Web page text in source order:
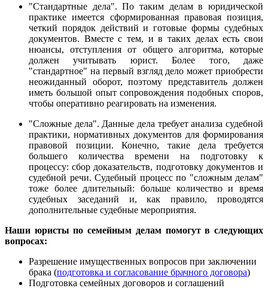
"Стандартные дела". По таким делам в юридической
практике имеется сформированная правовая позиция,
четкий порядок действий и готовые формы судебных
документов. Вместе с тем, и в таких делах есть свои
нюансы, отступления от общего алгоритма, которые
должен учитывать юрист. Более того, даже
"стандартное" на первый взгляд дело может приобрести
неожиданный оборот, поэтому представитель должен
иметь большой опыт сопровождения подобных споров,
чтобы оперативно реагировать на изменения.
"Сложные дела". Данные дела требует анализа судебной
практики, нормативных документов для формирования
правовой позиции. Конечно, такие дела требуется
большего количества времени на подготовку к
процессу: сбор доказательств, подготовку документов и
судебной речи. Судебный процесс по "сложным делам"
тоже более длительный: больше количество и время
судебных заседаний и, как правило, проводятся
дополнительные судебные мероприятия.
Наши юристы по семейным делам помогут в следующих
вопросах:
Разрешение имущественных вопросов при заключении
брака (подготовка и согласование брачного договора)
Подготовка семейных договоров и соглашений